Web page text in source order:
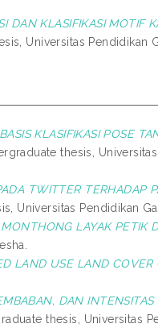
DAN KLASIFIKASI MOTIF
Universitas Pendidikan
KLASIFIKASI POSE
thesis,
TWITTER TERHADAP
Universitas Pendidikan
LAYAK PETIK
LAND USE LAND COVER
DAN INTENSITAS
thesis, Universitas